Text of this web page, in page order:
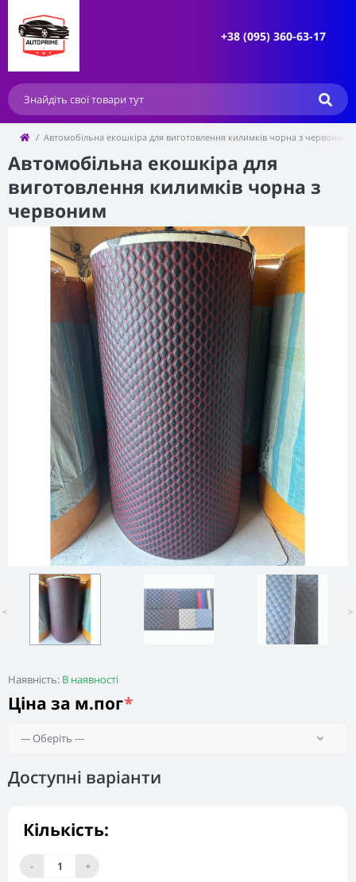
+38 (095) 360-63-17
Автомобільна екошкіра для виготовлення килимків чорна з червоним
Автомобільна екошкіра для
виготовлення килимків чорна з
червоним
Наявність: В наявності
< >
Доступні варіанти
Ціна за м.пог*
Кількість:
- +